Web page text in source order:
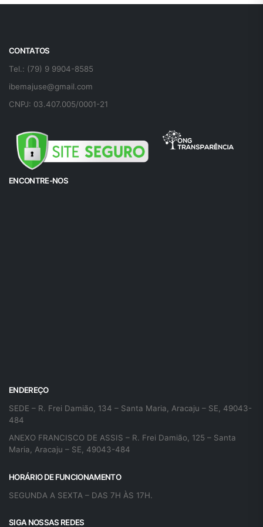
CONTATOS
Tel.: (79) 9 9904-8585
ibemajuse@gmail.com
CNPJ: 03.407.005/0001-21
ENCONTRE-NOS
ENDEREÇO
SEDE – R. Frei Damião, 134 – Santa Maria, Aracaju – SE, 49043-
484
ANEXO FRANCISCO DE ASSIS – R. Frei Damião, 125 – Santa
Maria, Aracaju – SE, 49043-484
HORÁRIO DE FUNCIONAMENTO
SEGUNDA A SEXTA – DAS 7H ÀS 17H.
SIGA NOSSAS REDES